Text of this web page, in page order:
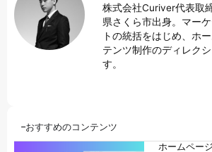
株式会社Curiver代表取
県さくら市出身。マー
トの統括をはじめ、ホ
テンツ制作のディレク
す。
おすすめのコンテンツ
ホームペー